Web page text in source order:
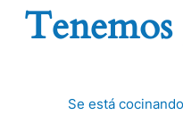
Se está